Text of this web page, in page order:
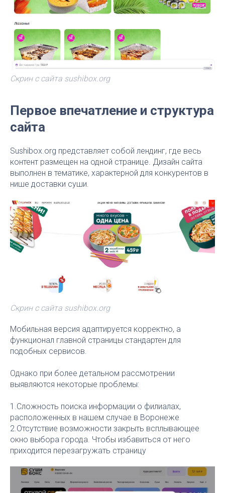
Скрин с сайта sushibox.org
Первое впечатление и структура
сайта
Sushibox.org представляет собой лендинг, где весь
контент размещен на одной странице. Дизайн сайта
выполнен в тематике, характерной для конкурентов в
нише доставки суши.
Скрин с сайта sushibox.org
Мобильная версия адаптируется корректно, а
функционал главной страницы стандартен для
подобных сервисов.
Однако при более детальном рассмотрении
выявляются некоторые проблемы:
1.Сложность поиска информации о филиалах,
расположенных в нашем случае в Воронеже
2.Отсутствие возможности закрыть всплывающее
окно выбора города. Чтобы избавиться от него
приходится перезагружать страницу